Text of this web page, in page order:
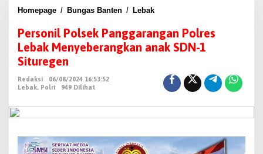
Homepage / Bungas Banten / Lebak
r
s
l
o
Personil Polsek Panggarangan Polres
Lebak Menyeberangkan anak SDN-1
Situregen
Redaksi
06/08/2024 16:53:52
Lebak, Polri 949 Dilihat